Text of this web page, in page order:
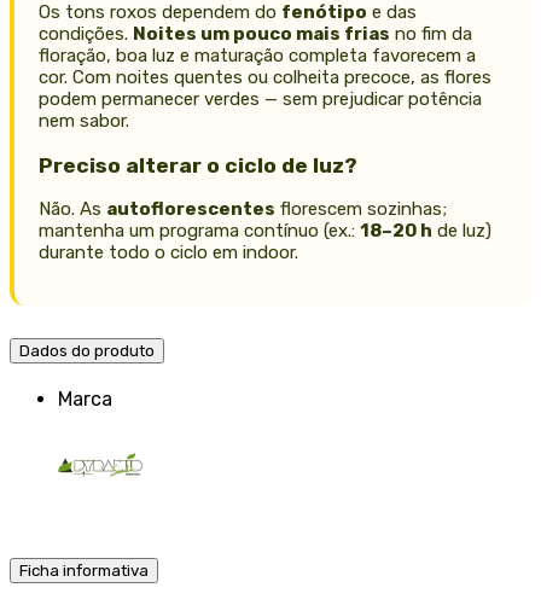
Os tons roxos dependem do fenótipo e das
condições. Noites um pouco mais frias no fim da
floração, boa luz e maturação completa favorecem a
cor. Com noites quentes ou colheita precoce, as flores
podem permanecer verdes — sem prejudicar potência
nem sabor.
Preciso alterar o ciclo de luz?
Não. As autoflorescentes florescem sozinhas;
mantenha um programa contínuo (ex.: 18–20 h de luz)
durante todo o ciclo em indoor.
Dados do produto
Marca
Ficha informativa